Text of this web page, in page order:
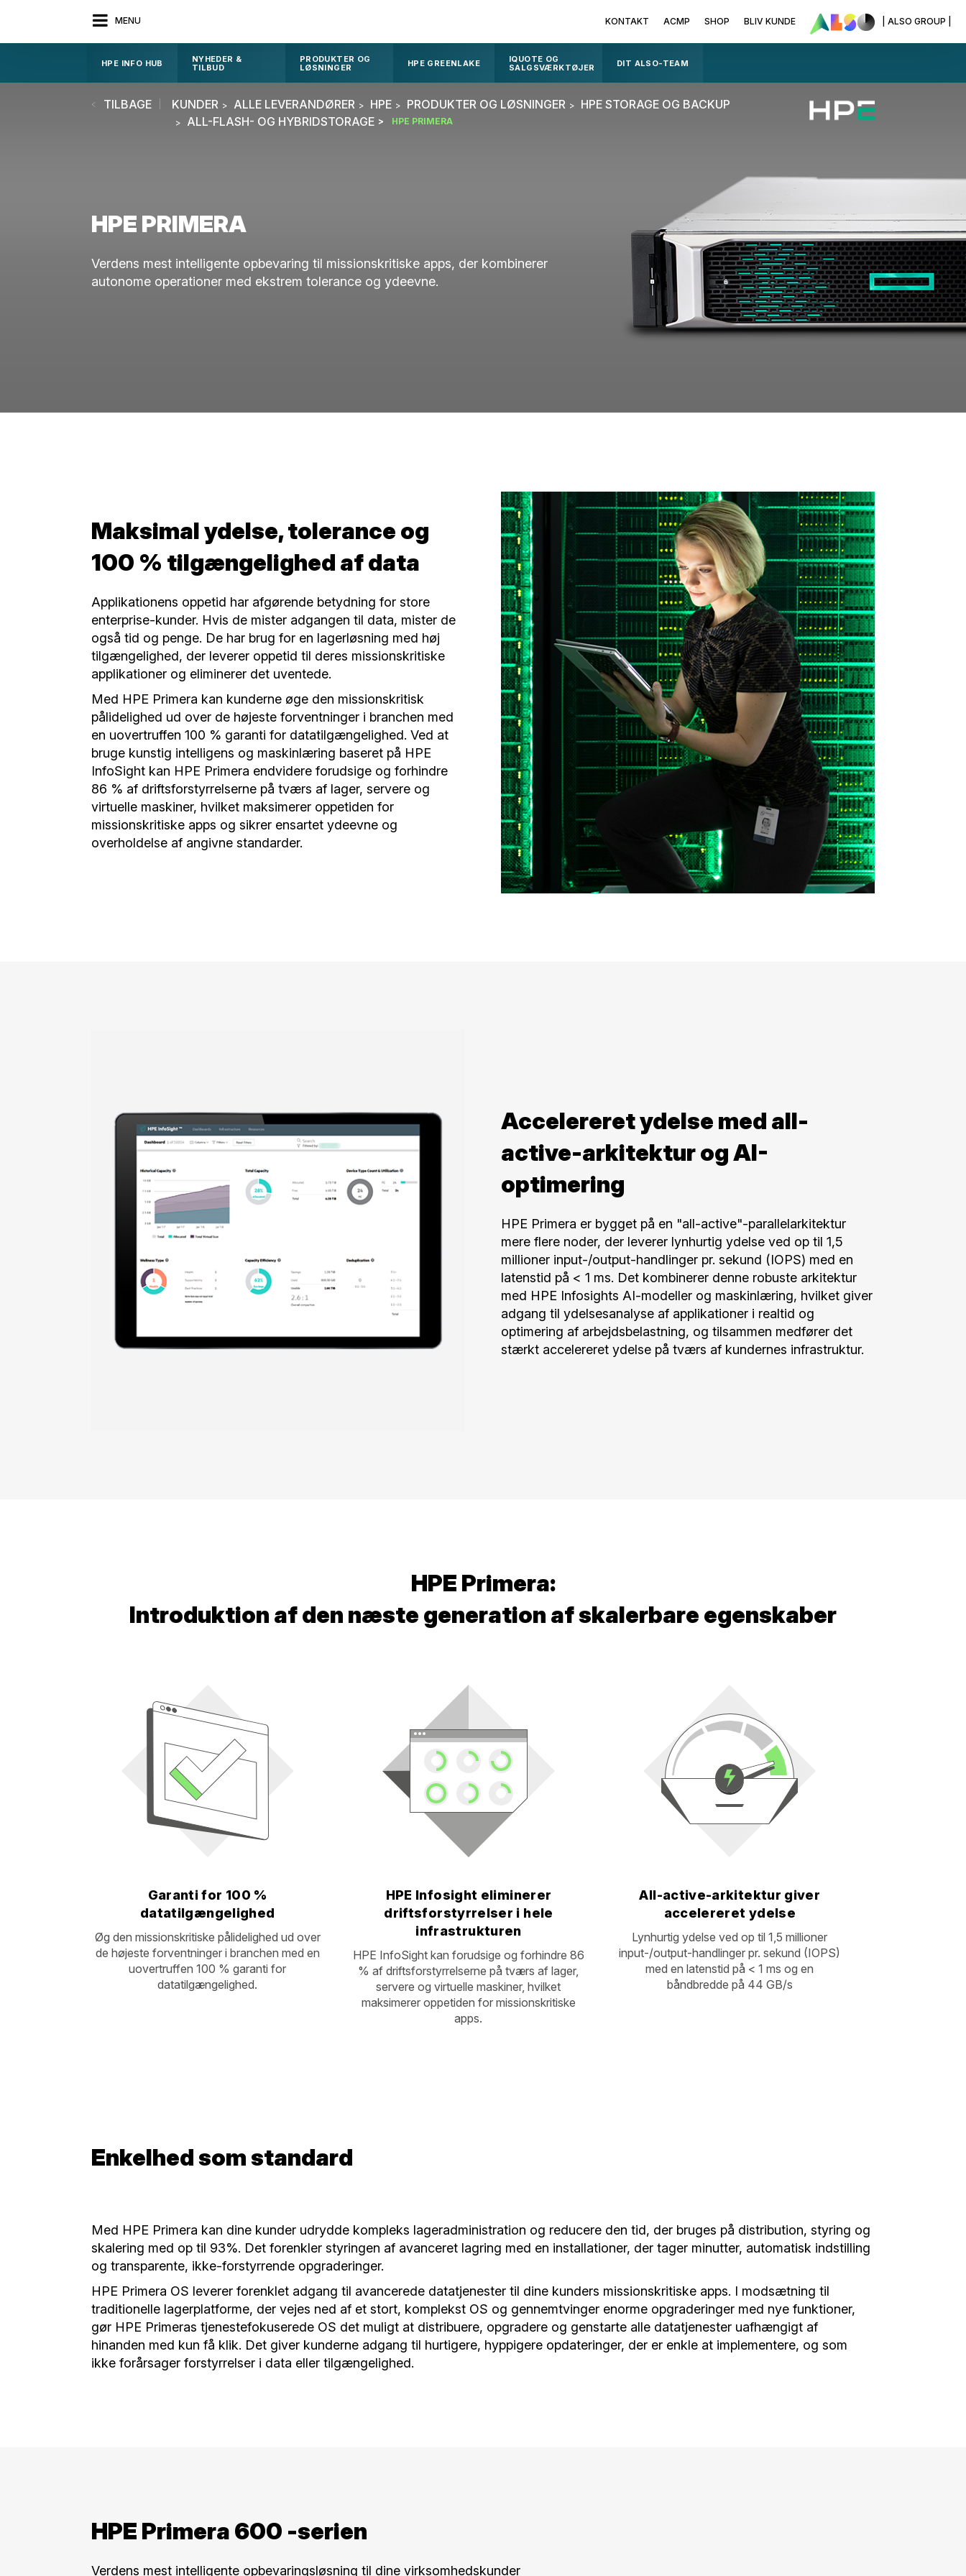
MENU | ALSO GROUP |
KONTAKT ACMP SHOP BLIV KUNDE
HPE INFO HUB
NYHEDER &
TILBUD
PRODUKTER OG
LØSNINGER
HPE GREENLAKE
IQUOTE OG
SALGSVÆRKTØJER
DIT ALSO-TEAM
TILBAGE KUNDER ALLE LEVERANDØRER HPE PRODUKTER OG LØSNINGER
HPE STORAGE OG BACKUP
ALL-FLASH- OG HYBRIDSTORAGE
HPE PRIMERA
HPE PRIMERA
Verdens mest intelligente opbevaring til missionskritiske apps, der kombinerer
autonome operationer med ekstrem tolerance og ydeevne.
Maksimal ydelse, tolerance og
100 % tilgængelighed af data
Applikationens oppetid har afgørende betydning for store
enterprise-kunder. Hvis de mister adgangen til data, mister de
også tid og penge. De har brug for en lagerløsning med høj
tilgængelighed, der leverer oppetid til deres missionskritiske
applikationer og eliminerer det uventede.
Med HPE Primera kan kunderne øge den missionskritisk
pålidelighed ud over de højeste forventninger i branchen med
en uovertruffen 100 % garanti for datatilgængelighed. Ved at
bruge kunstig intelligens og maskinlæring baseret på HPE
InfoSight kan HPE Primera endvidere forudsige og forhindre
86 % af driftsforstyrrelserne på tværs af lager, servere og
virtuelle maskiner, hvilket maksimerer oppetiden for
missionskritiske apps og sikrer ensartet ydeevne og
overholdelse af angivne standarder.
Accelereret ydelse med all-
active-arkitektur og AI-
optimering
HPE Primera er bygget på en "all-active"-parallelarkitektur
mere flere noder, der leverer lynhurtig ydelse ved op til 1,5
millioner input-/output-handlinger pr. sekund (IOPS) med en
latenstid på < 1 ms. Det kombinerer denne robuste arkitektur
med HPE Infosights AI-modeller og maskinlæring, hvilket giver
adgang til ydelsesanalyse af applikationer i realtid og
optimering af arbejdsbelastning, og tilsammen medfører det
stærkt accelereret ydelse på tværs af kundernes infrastruktur.
HPE Primera:
Introduktion af den næste generation af skalerbare egenskaber
Garanti for 100 %
datatilgængelighed
Øg den missionskritiske pålidelighed ud over
de højeste forventninger i branchen med en
uovertruffen 100 % garanti for
datatilgængelighed.
HPE Infosight eliminerer
driftsforstyrrelser i hele
infrastrukturen
HPE InfoSight kan forudsige og forhindre 86
% af driftsforstyrrelserne på tværs af lager,
servere og virtuelle maskiner, hvilket
maksimerer oppetiden for missionskritiske
apps.
All-active-arkitektur giver
accelereret ydelse
Lynhurtig ydelse ved op til 1,5 millioner
input-/output-handlinger pr. sekund (IOPS)
med en latenstid på < 1 ms og en
båndbredde på 44 GB/s
Enkelhed som standard
Med HPE Primera kan dine kunder udrydde kompleks lageradministration og reducere den tid, der bruges på distribution, styring og
skalering med op til 93%. Det forenkler styringen af avanceret lagring med en installationer, der tager minutter, automatisk indstilling
og transparente, ikke-forstyrrende opgraderinger.
HPE Primera OS leverer forenklet adgang til avancerede datatjenester til dine kunders missionskritiske apps. I modsætning til
traditionelle lagerplatforme, der vejes ned af et stort, komplekst OS og gennemtvinger enorme opgraderinger med nye funktioner,
gør HPE Primeras tjenestefokuserede OS det muligt at distribuere, opgradere og genstarte alle datatjenester uafhængigt af
hinanden med kun få klik. Det giver kunderne adgang til hurtigere, hyppigere opdateringer, der er enkle at implementere, og som
ikke forårsager forstyrrelser i data eller tilgængelighed.
HPE Primera 600 -serien
Verdens mest intelligente opbevaringsløsning til dine virksomhedskunder